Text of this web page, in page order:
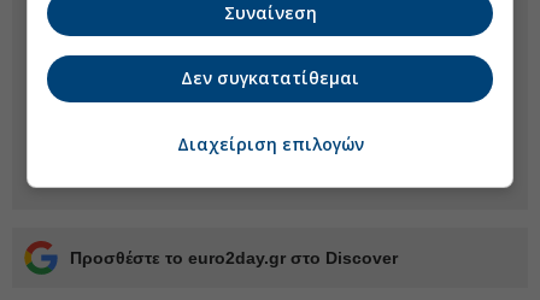
Προσθέστε το euro2day.gr στο Discover
Συναίνεση
Δεν συγκατατίθεμαι
Διαχείριση επιλογών